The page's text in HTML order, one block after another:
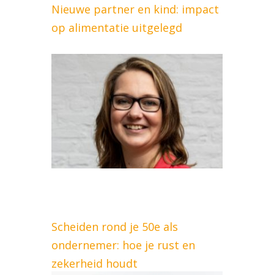
Nieuwe partner en kind: impact
op alimentatie uitgelegd
Scheiden rond je 50e als
ondernemer: hoe je rust en
zekerheid houdt